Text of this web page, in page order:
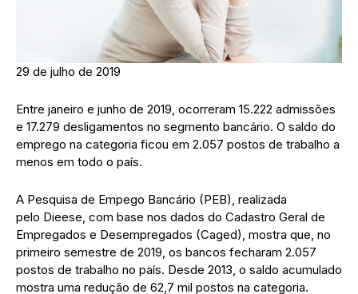
29 de julho de 2019
Entre janeiro e junho de 2019, ocorreram 15.222 admissões
e 17.279 desligamentos no segmento bancário. O saldo do
emprego na categoria ficou em 2.057 postos de trabalho a
menos em todo o país.
A Pesquisa de Empego Bancário (PEB), realizada
pelo Dieese, com base nos dados do Cadastro Geral de
Empregados e Desempregados (Caged), mostra que, no
primeiro semestre de 2019, os bancos fecharam 2.057
postos de trabalho no país. Desde 2013, o saldo acumulado
mostra uma redução de 62,7 mil postos na categoria.